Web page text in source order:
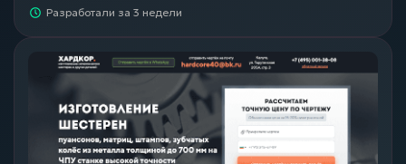
Разработали за 3 недели